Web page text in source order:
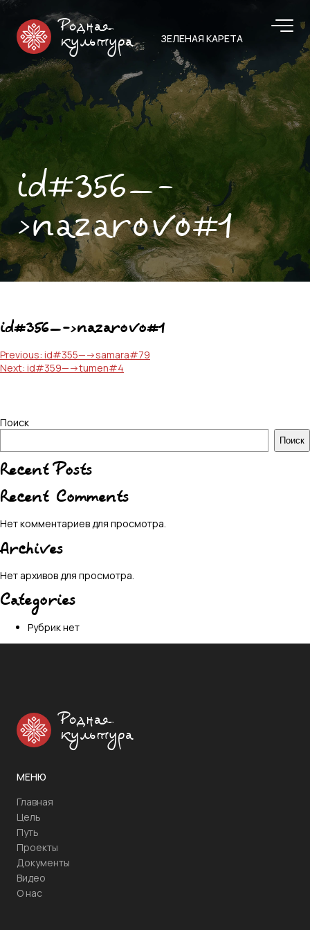
Родная
культура
ЗЕЛЕНАЯ КАРЕТА
id#356—-
>nazarovo#1
id#356—->nazarovo#1
Навигация
по
Previous: id#355—->samara#79
Next: id#359—->tumen#4
Поиск
Поиск
Recent Posts
Recent Comments
Нет комментариев для просмотра.
Archives
Нет архивов для просмотра.
Categories
Рубрик нет
Родная
культура
МЕНЮ
Главная
Цель
Путь
Проекты
Документы
Видео
О нас